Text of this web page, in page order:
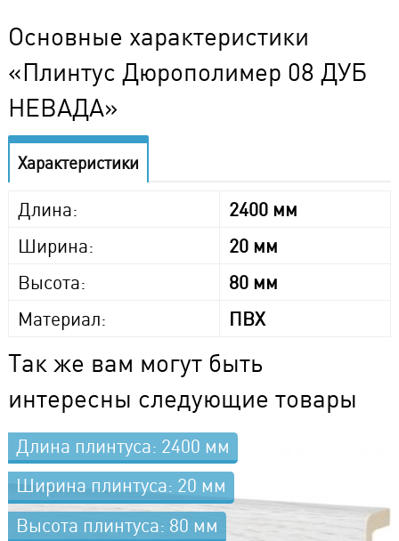
Основные характеристики
«Плинтус Дюрополимер 08 ДУБ
НЕВАДА»
Характеристики
Длина:
2400 мм
Ширина:
20 мм
Высота:
80 мм
Материал:
ПВХ
Так же вам могут быть
интересны следующие товары
Длина плинтуса: 2400 мм
Ширина плинтуса: 20 мм
Высота плинтуса: 80 мм